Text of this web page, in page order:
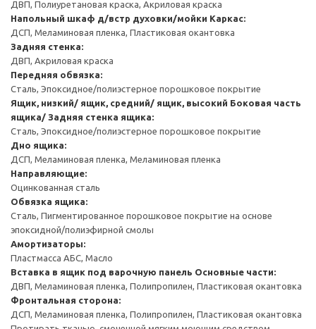
ДВП, Полиуретановая краска, Акриловая краска
Напольный шкаф д/встр духовки/мойки Каркас:
ДСП, Меламиновая пленка, Пластиковая окантовка
Задняя стенка:
ДВП, Акриловая краска
Передняя обвязка:
Сталь, Эпоксидное/полиэстерное порошковое покрытие
Ящик, низкий/ ящик, средний/ ящик, высокий Боковая часть
ящика/ Задняя стенка ящика:
Сталь, Эпоксидное/полиэстерное порошковое покрытие
Дно ящика:
ДСП, Меламиновая пленка, Меламиновая пленка
Направляющие:
Оцинкованная сталь
Обвязка ящика:
Сталь, Пигментированное порошковое покрытие на основе
эпоксидной/полиэфирной смолы
Амортизаторы:
Пластмасса АБС, Масло
Вставка в ящик под варочную панель Основные части:
ДВП, Меламиновая пленка, Полипропилен, Пластиковая окантовка
Фронтальная сторона:
ДСП, Меламиновая пленка, Полипропилен, Пластиковая окантовка